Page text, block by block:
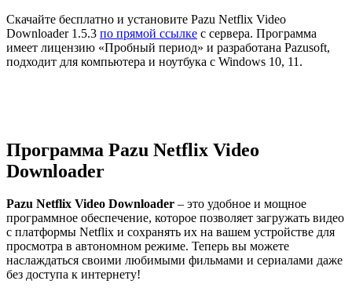
Скачайте бесплатно и установите Pazu Netflix Video
Downloader 1.5.3 по прямой ссылке с сервера. Программа
имеет лицензию «Пробный период» и разработана Pazusoft,
подходит для компьютера и ноутбука с Windows 10, 11.
Программа Pazu Netflix Video
Downloader
Pazu Netflix Video Downloader – это удобное и мощное
программное обеспечение, которое позволяет загружать видео
с платформы Netflix и сохранять их на вашем устройстве для
просмотра в автономном режиме. Теперь вы можете
наслаждаться своими любимыми фильмами и сериалами даже
без доступа к интернету!